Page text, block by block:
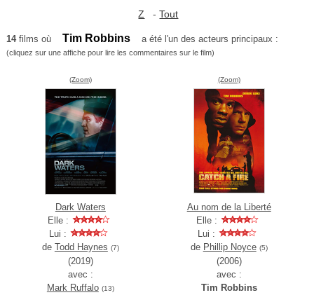
Z -Tout
14films où Tim Robbins a été l'un des acteurs principaux :
(cliquez sur une affiche pour lire les commentaires sur le film)
(Zoom)
Dark Waters
Elle :
Lui :
de Todd Haynes (7)
(2019)
avec :
Mark Ruffalo (13)
(Zoom)
Au nom de la Liberté
Elle :
Lui :
de Phillip Noyce (5)
(2006)
avec :
Tim Robbins